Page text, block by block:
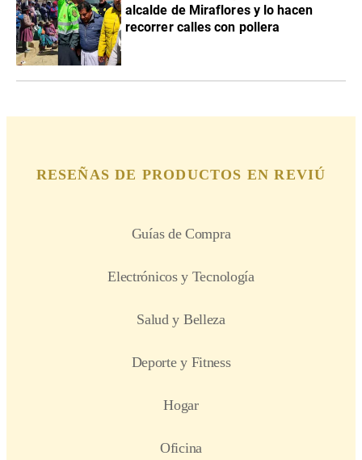
alcalde de Miraflores y lo hacen
recorrer calles con pollera